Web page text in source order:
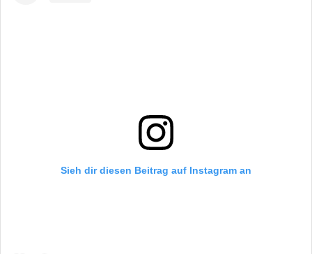
Sieh dir diesen Beitrag auf Instagram an